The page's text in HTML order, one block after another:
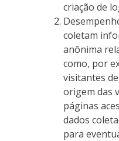
criação de
coletam
anônima
como, por
visitantes
origem das
páginas
dados
para